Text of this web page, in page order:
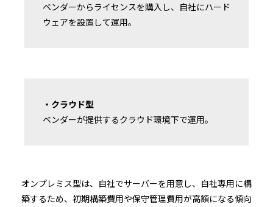
ベンダーからライセンスを購入し、自社にハード
ウェアを設置して運用。
・クラウド型
ベンダーが提供するクラウド環境下で運用。
オンプレミス型は、自社でサーバーを用意し、自社専用に構
築するため、初期構築費用や保守管理費用が高額になる傾向